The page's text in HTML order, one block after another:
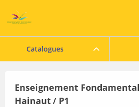
Catalogues
Enseignement Fondamental
Hainaut/ P1